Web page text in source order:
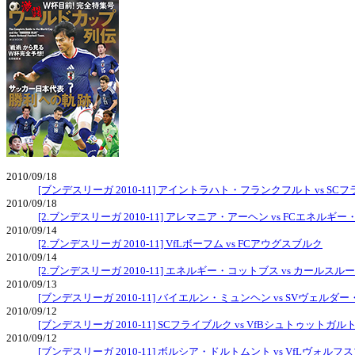
2010/09/18
[ブンデスリーガ 2010-11] アイントラハト・フランクフルト vs SCフ
2010/09/18
[2.ブンデスリーガ 2010-11] アレマニア・アーヘン vs FCエネルギー
2010/09/14
[2.ブンデスリーガ 2010-11] VfLボーフム vs FCアウグスブルク
2010/09/14
[2.ブンデスリーガ 2010-11] エネルギー・コットブス vs カールスル
2010/09/13
[ブンデスリーガ 2010-11] バイエルン・ミュンヘン vs SVヴェルダー
2010/09/12
[ブンデスリーガ 2010-11] SCフライブルク vs VfBシュトゥットガルト
2010/09/12
[ブンデスリーガ 2010-11] ボルシア・ドルトムント vs VfLヴォルフス